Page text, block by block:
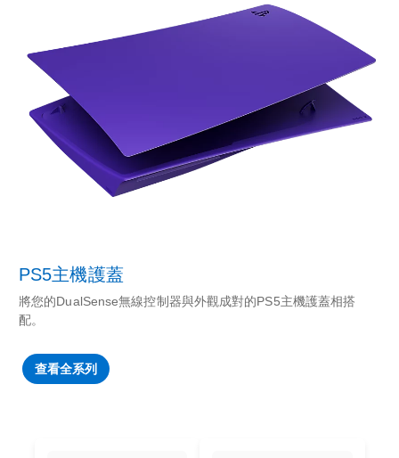
PS5主機護蓋
將您的DualSense無線控制器與外觀成對的PS5主機護蓋相搭
配。
查看全系列